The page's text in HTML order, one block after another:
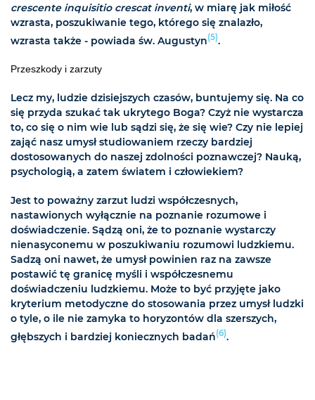
crescente inquisitio crescat inventi, w miarę jak miłość
wzrasta, poszukiwanie tego, którego się znalazło,
wzrasta także - powiada św. Augustyn(5).
Przeszkody i zarzuty
Lecz my, ludzie dzisiejszych czasów, buntujemy się. Na co
się przyda szukać tak ukrytego Boga? Czyż nie wystarcza
to, co się o nim wie lub sądzi się, że się wie? Czy nie lepiej
zająć nasz umysł studiowaniem rzeczy bardziej
dostosowanych do naszej zdolności poznawczej? Nauką,
psychologią, a zatem światem i człowiekiem?
Jest to poważny zarzut ludzi współczesnych,
nastawionych wyłącznie na poznanie rozumowe i
doświadczenie. Sądzą oni, że to poznanie wystarczy
nienasyconemu w poszukiwaniu rozumowi ludzkiemu.
Sadzą oni nawet, że umysł powinien raz na zawsze
postawić tę granicę myśli i współczesnemu
doświadczeniu ludzkiemu. Może to być przyjęte jako
kryterium metodyczne do stosowania przez umysł ludzki
o tyle, o ile nie zamyka to horyzontów dla szerszych,
głębszych i bardziej koniecznych badań(6).